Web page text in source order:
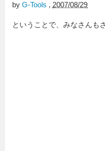
by G-Tools , 2007/08/29
ということで、みなさんも